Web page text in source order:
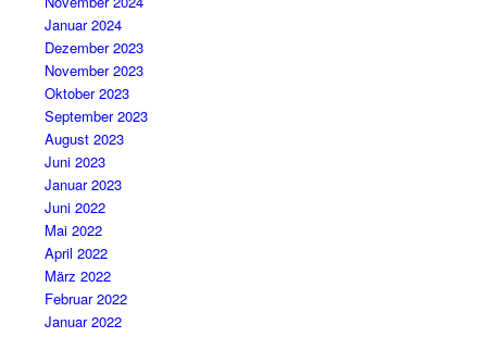
Januar 2024
Dezember 2023
November 2023
Oktober 2023
September 2023
August 2023
Juni 2023
Januar 2023
Juni 2022
Mai 2022
April 2022
März 2022
Februar 2022
Januar 2022